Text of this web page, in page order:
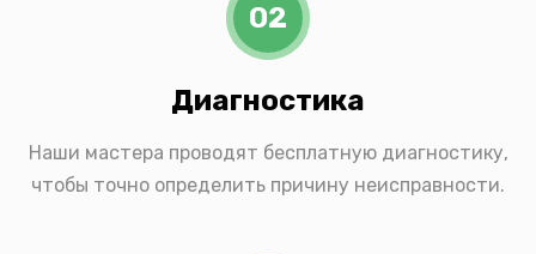
02
Диагностика
Наши мастера проводят бесплатную диагностику,
чтобы точно определить причину неисправности.